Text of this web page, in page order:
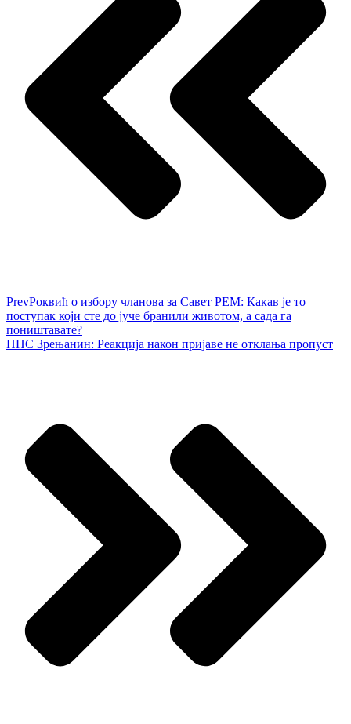
PrevРоквић о избору чланова за Савет РЕМ: Какав је то
поступак који сте до јуче бранили животом, а сада га
поништавате?
НПС Зрењанин: Реакција након пријаве не отклања пропуст